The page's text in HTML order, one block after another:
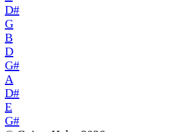
D#
G
B
D
G#
A
D#
E
G#